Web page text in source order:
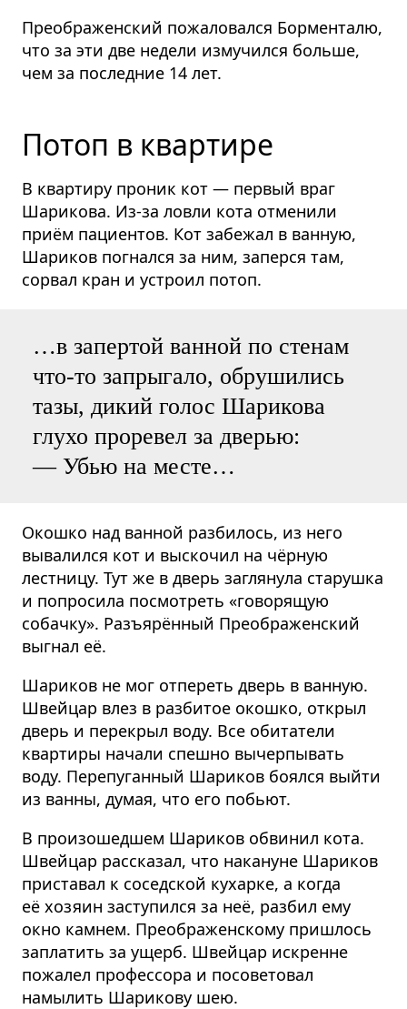
Преображенский пожаловался Борменталю,
что за эти две недели измучился больше,
чем за последние 14 лет.
Потоп в квартире
В квартиру проник кот — первый враг
Шарикова. Из-за ловли кота отменили
приём пациентов. Кот забежал в ванную,
Шариков погнался за ним, заперся там,
сорвал кран и устроил потоп.
…в запертой ванной по стенам
что-то запрыгало, обрушились
тазы, дикий голос Шарикова
глухо проревел за дверью:
— Убью на месте…
Окошко над ванной разбилось, из него
вывалился кот и выскочил на чёрную
лестницу. Тут же в дверь заглянула старушка
и попросила посмотреть «говорящую
собачку». Разъярённый Преображенский
выгнал её.
Шариков не мог отпереть дверь в ванную.
Швейцар влез в разбитое окошко, открыл
дверь и перекрыл воду. Все обитатели
квартиры начали спешно вычерпывать
воду. Перепуганный Шариков боялся выйти
из ванны, думая, что его побьют.
В произошедшем Шариков обвинил кота.
Швейцар рассказал, что накануне Шариков
приставал к соседской кухарке, а когда
её хозяин заступился за неё, разбил ему
окно камнем. Преображенскому пришлось
заплатить за ущерб. Швейцар искренне
пожалел профессора и посоветовал
намылить Шарикову шею.